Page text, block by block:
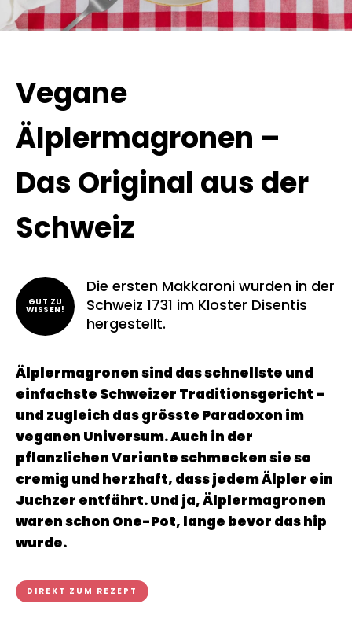
Vegane
Älplermagronen –
Das Original aus der
Schweiz
GUT ZU
WISSEN!
Die ersten Makkaroni wurden in der
Schweiz 1731 im Kloster Disentis
hergestellt.
Älplermagronen sind das schnellste und
einfachste Schweizer Traditionsgericht –
und zugleich das grösste Paradoxon im
veganen Universum. Auch in der
pflanzlichen Variante schmecken sie so
cremig und herzhaft, dass jedem Älpler ein
Juchzer entfährt. Und ja, Älplermagronen
waren schon One-Pot, lange bevor das hip
wurde.
DIREKT ZUM REZEPT